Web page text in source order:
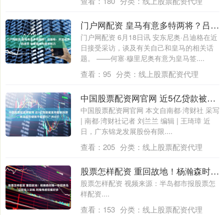
门户网配资 皇马有意多特两将？吕迪格：欢迎优秀的球员 非常期待为穆帅效力
门户网配资 6月18日讯 安东尼奥·吕迪格在近
日接受采访，谈及有关自己和皇马的相关话
题。 ——何塞·穆里尼奥有意为皇马签....
查看： 95 分类： 线上股票配资代理
中国股票配资网官网 近5亿贷款被宣布提前到期，锦龙股份硬刚平安银行广州分行
中国股票配资网官网 本文自南都·湾财社 采写
| 南都·湾财社记者 刘兰兰 编辑 | 王琦璋 近
日，广东锦龙发展股份有限....
查看： 205 分类： 线上股票配资代理
股票怎样配资 重回故地！杨瀚森时隔一年回青岛立即投入训练 刘维伟感叹瘦好多
股票怎样配资 视频来源：半岛都市报股票怎
样配资....
查看： 153 分类： 线上股票配资代理